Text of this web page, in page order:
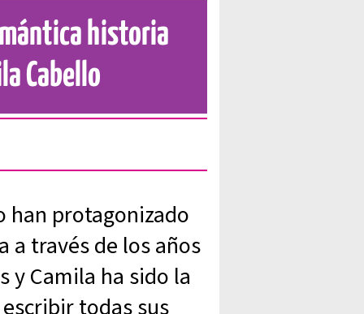
historia
Cabello
han protagonizado
a través de los años
y Camila ha sido la
todas sus